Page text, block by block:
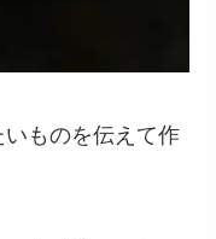
ものを伝えて作